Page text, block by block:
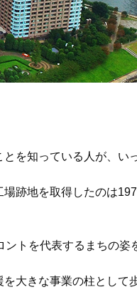
を知っている人が、い
跡地を取得したのは
トを代表するまちの姿
大きな事業の柱とし